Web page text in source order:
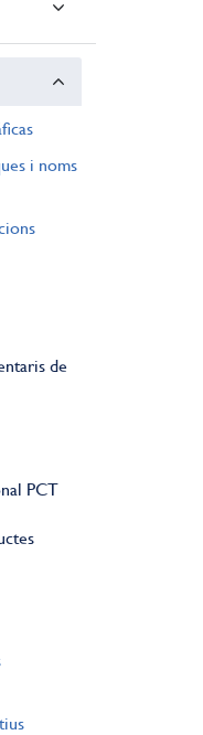
i noms
de
PCT